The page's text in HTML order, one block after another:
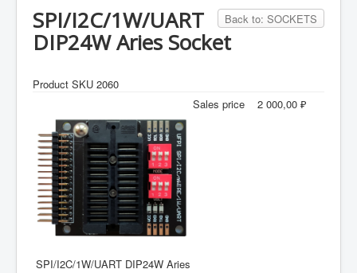
Back to: SOCKETS
SPI/I2C/1W/UART
DIP24W Aries Socket
Product SKU 2060
SPI/I2C/1W/UART DIP24W Aries
Sales price 2 000,00 ₽